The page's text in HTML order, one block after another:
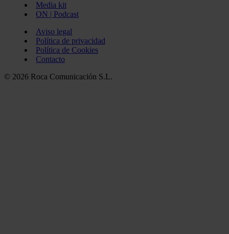
Media kit
ON | Podcast
Aviso legal
Política de privacidad
Política de Cookies
Contacto
© 2026 Roca Comunicación S.L.